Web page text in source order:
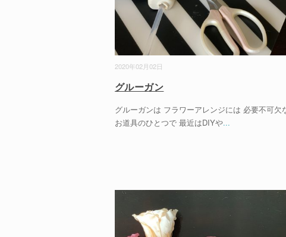
2020年02月02日
グルーガン
グルーガンは フラワーアレンジには 必要不可欠
お道具のひとつで 最近はDIYや...